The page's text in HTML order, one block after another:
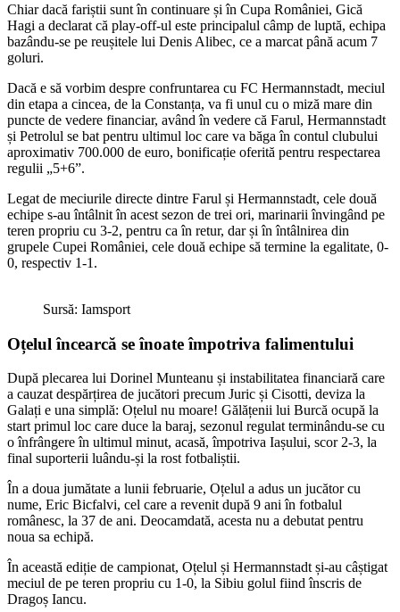
Chiar dacă fariștii sunt în continuare și în Cupa României, Gică
Hagi a declarat că play-off-ul este principalul câmp de luptă, echipa
bazându-se pe reușitele lui Denis Alibec, ce a marcat până acum 7
goluri.
Dacă e să vorbim despre confruntarea cu FC Hermannstadt, meciul
din etapa a cincea, de la Constanța, va fi unul cu o miză mare din
puncte de vedere financiar, având în vedere că Farul, Hermannstadt
și Petrolul se bat pentru ultimul loc care va băga în contul clubului
aproximativ 700.000 de euro, bonificație oferită pentru respectarea
regulii „5+6”.
Legat de meciurile directe dintre Farul și Hermannstadt, cele două
echipe s-au întâlnit în acest sezon de trei ori, marinarii învingând pe
teren propriu cu 3-2, pentru ca în retur, dar și în întâlnirea din
grupele Cupei României, cele două echipe să termine la egalitate, 0-
0, respectiv 1-1.
Sursă: Iamsport
Oțelul încearcă se înoate împotriva falimentului
După plecarea lui Dorinel Munteanu și instabilitatea financiară care
a cauzat despărțirea de jucători precum Juric și Cisotti, deviza la
Galați e una simplă: Oțelul nu moare! Gălățenii lui Burcă ocupă la
start primul loc care duce la baraj, sezonul regulat terminându-se cu
o înfrângere în ultimul minut, acasă, împotriva Iașului, scor 2-3, la
final suporterii luându-și la rost fotbaliștii.
În a doua jumătate a lunii februarie, Oțelul a adus un jucător cu
nume, Eric Bicfalvi, cel care a revenit după 9 ani în fotbalul
românesc, la 37 de ani. Deocamdată, acesta nu a debutat pentru
noua sa echipă.
În această ediție de campionat, Oțelul și Hermannstadt și-au câștigat
meciul de pe teren propriu cu 1-0, la Sibiu golul fiind înscris de
Dragoș Iancu.